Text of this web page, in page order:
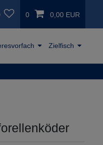
0 0,00 EUR
Zielfisch